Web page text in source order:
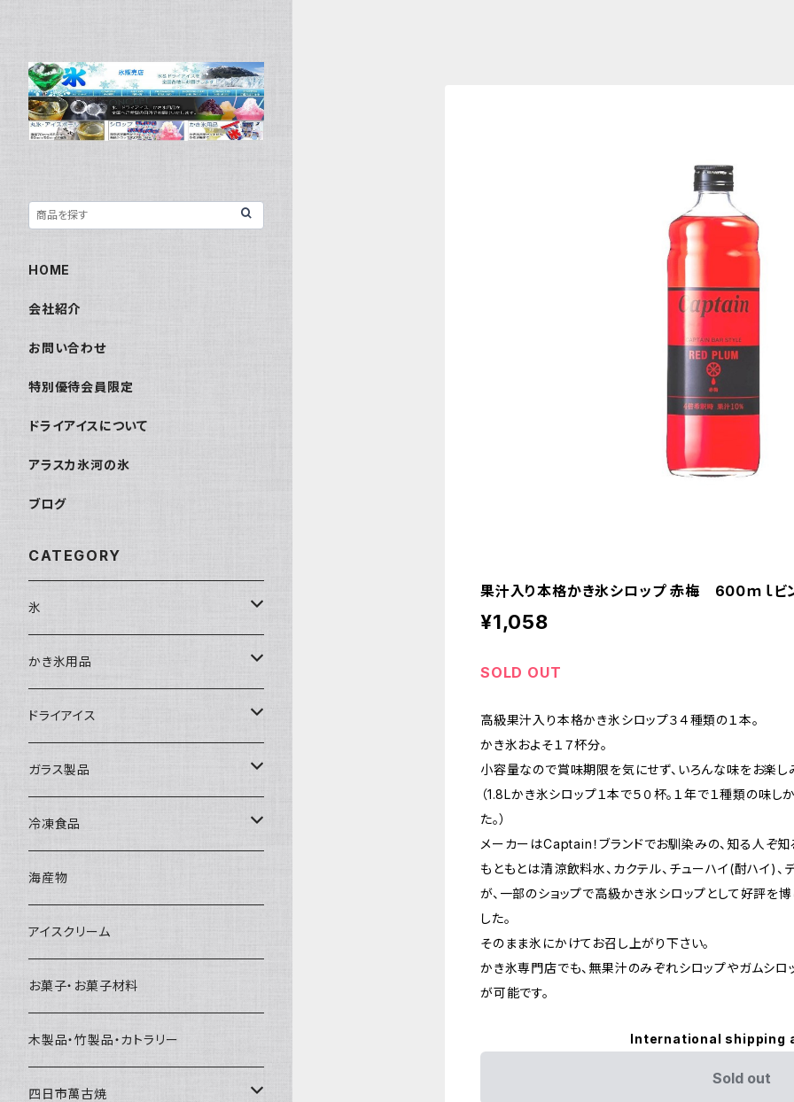
果汁入り本格かき氷シロップ 赤梅 600ｍｌビ
¥1,058
SOLD OUT
高級果汁入り本格かき氷シロップ３４種類の１本。
かき氷およそ１７杯分。
小容量なので賞味期限を気にせず、いろんな味をお楽し
（1.8Lかき氷シロップ１本で５０杯。１年で１種類の味
た。）
メーカーはCaptain！ブランドでお馴染みの、知る人ぞ
もともとは清涼飲料水、カクテル、チューハイ(酎ハイ)
が、一部のショップで高級かき氷シロップとして好評を
した。
そのまま氷にかけてお召し上がり下さい。
かき氷専門店でも、無果汁のみぞれシロップやガムシロ
が可能です。
International shipping
Sold out
HOME
会社紹介
お問い合わせ
特別優待会員限定
ドライアイスについて
アラスカ氷河の氷
ブログ
CATEGORY
氷
富士天然水の氷
丸氷
直径70mm
直径65mm
角氷
砕氷
氷河の氷
氷アイテム
かき氷用品
かき氷シロップ
無果汁1.8Lパック
無果汁1Lパック
果汁入り600ｍL瓶
無添加瓶シロップ
かき氷機・かき氷器
かき氷カップ
発泡スチロール無地-使い捨て
発泡スチロールプリント柄
かき氷スプーン・スプーンストロー
プラスチック・スプーン
プラスチック・スプーンストロー
コンデンスミルク・練乳・あんこ
かき氷セット
その他かき氷用品
ドライアイス
ドライアイス3ｋｇ
ドライアイス4ｋｇ
ドライアイス5ｋｇ
ドライアイス8ｋｇ
ドライアイス10ｋｇ
ドライアイス15ｋｇ
ドライアイス20ｋｇ
ガラス製品
オンザロック・グラス
ビール・グラス
タンブラー
かき氷器
冷凍食品
肉まん・あんまん
パスタ・スパゲッティ
惣菜
海産物
アイスクリーム
お菓子・お菓子材料
木製品・竹製品・カトラリー
四日市萬古焼